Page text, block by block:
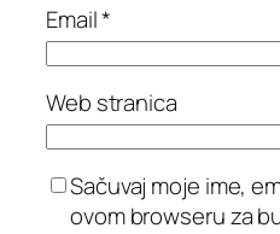
Email*
Web stranica
Sačuvaj moje ime,
ovom browseru za